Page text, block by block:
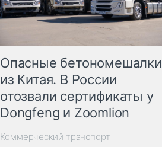
Опасные бетономешалки
из Китая. В России
отозвали сертификаты у
Dongfeng и Zoomlion
Коммерческий транспорт